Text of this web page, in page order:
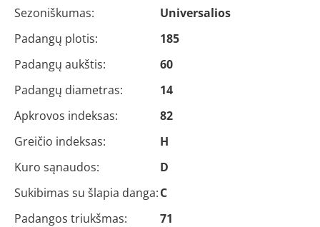
Sezoniškumas:
Universalios
Padangų plotis:
185
Padangų aukštis:
60
Padangų diametras:
14
Apkrovos indeksas:
82
Greičio indeksas:
H
Kuro sąnaudos:
D
Sukibimas su šlapia danga:C
Padangos triukšmas:
71